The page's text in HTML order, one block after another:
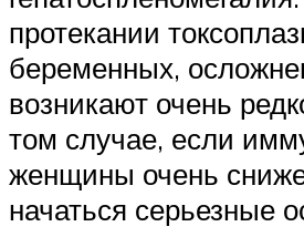
протекании
беременных,
возникают очень
том случае, если
женщины очень
начаться серьезные